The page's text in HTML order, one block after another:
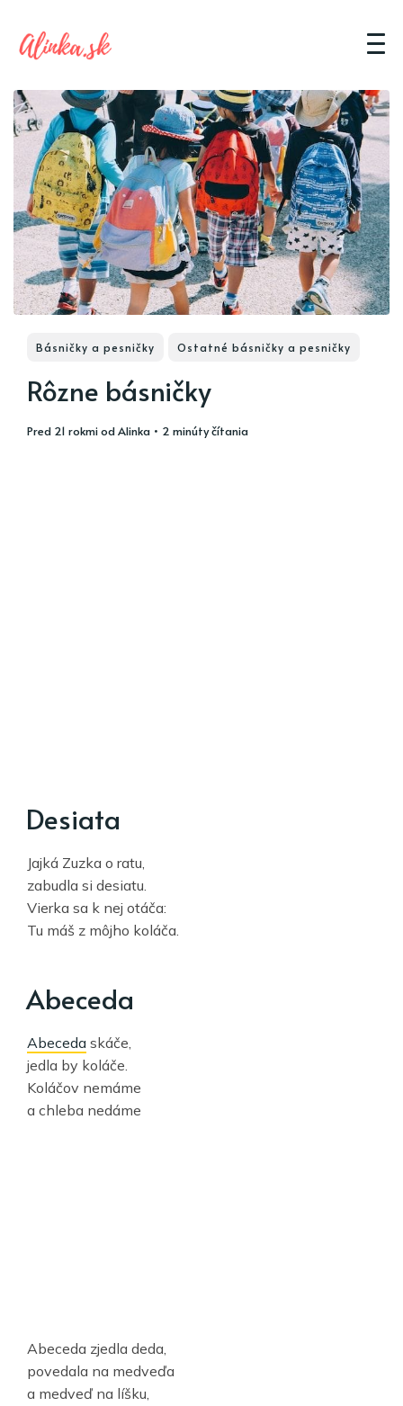
Básničky a pesničky Ostatné básničky a pesničky
Rôzne básničky
pred 21 rokmiodAlinka • 2 minúty čítania
Desiata
Jajká Zuzka o ratu,
zabudla si desiatu.
Vierka sa k nej otáča:
Tu máš z môjho koláča.
Abeceda
Abeceda skáče,
jedla by koláče.
Koláčov nemáme
a chleba nedáme
Abeceda zjedla deda,
povedala na medveďa
a medveď na líšku,